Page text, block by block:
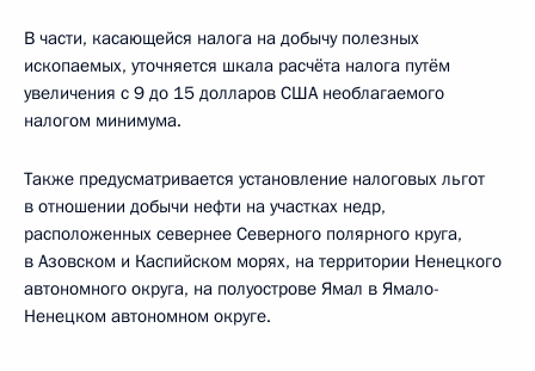
В части, касающейся налога на добычу полезных
ископаемых, уточняется шкала расчёта налога путём
увеличения с 9 до 15 долларов США необлагаемого
налогом минимума.
Также предусматривается установление налоговых льгот
в отношении добычи нефти на участках недр,
расположенных севернее Северного полярного круга,
в Азовском и Каспийском морях, на территории Ненецкого
автономного округа, на полуострове Ямал в Ямало-
Ненецком автономном округе.